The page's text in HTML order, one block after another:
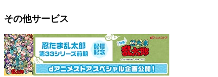
その他サービス